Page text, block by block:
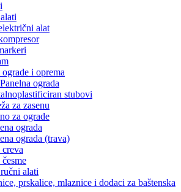
alat
ograde i oprema
ograda
stubovi
za zasenu
za ograde
ograda
ograda (trava)
creva
alati
prskalice, mlaznice i dodaci za baštenska